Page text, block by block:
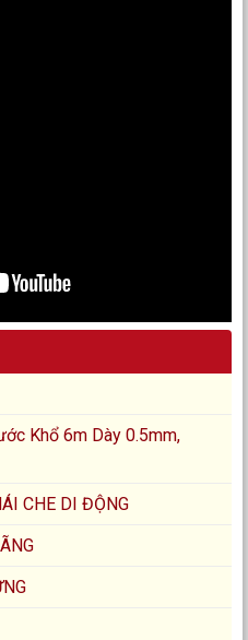
Khổ 6m Dày 0.5mm,
CHE DI ĐỘNG